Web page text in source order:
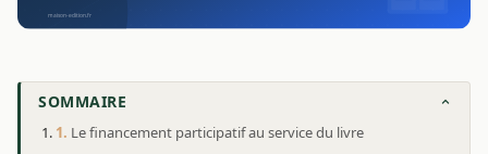
SOMMAIRE
Le financement participatif au service du livre